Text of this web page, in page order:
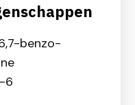
benzo-
6